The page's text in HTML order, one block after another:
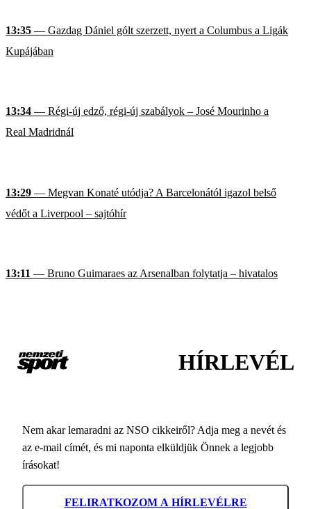
13:35 — Gazdag Dániel gólt szerzett, nyert a Columbus a Ligák
Kupájában
13:34 — Régi-új edző, régi-új szabályok – José Mourinho a
Real Madridnál
13:29 — Megvan Konaté utódja? A Barcelonától igazol belső
védőt a Liverpool – sajtóhír
13:11 — Bruno Guimaraes az Arsenalban folytatja – hivatalos
HÍRLEVÉL
Nem akar lemaradni az NSO cikkeiről? Adja meg a nevét és
az e-mail címét, és mi naponta elküldjük Önnek a legjobb
írásokat!
FELIRATKOZOM A HÍRLEVÉLRE